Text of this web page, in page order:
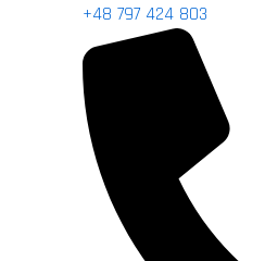
+48 797 424 803